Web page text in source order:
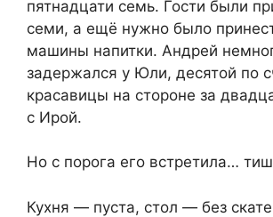
пятнадцати семь. Гости были
семи, а ещё нужно было
машины напитки. Андрей
задержался у Юли, десятой по
красавицы на стороне за
с Ирой.
Но с порога его встретила…
Кухня — пуста, стол — без